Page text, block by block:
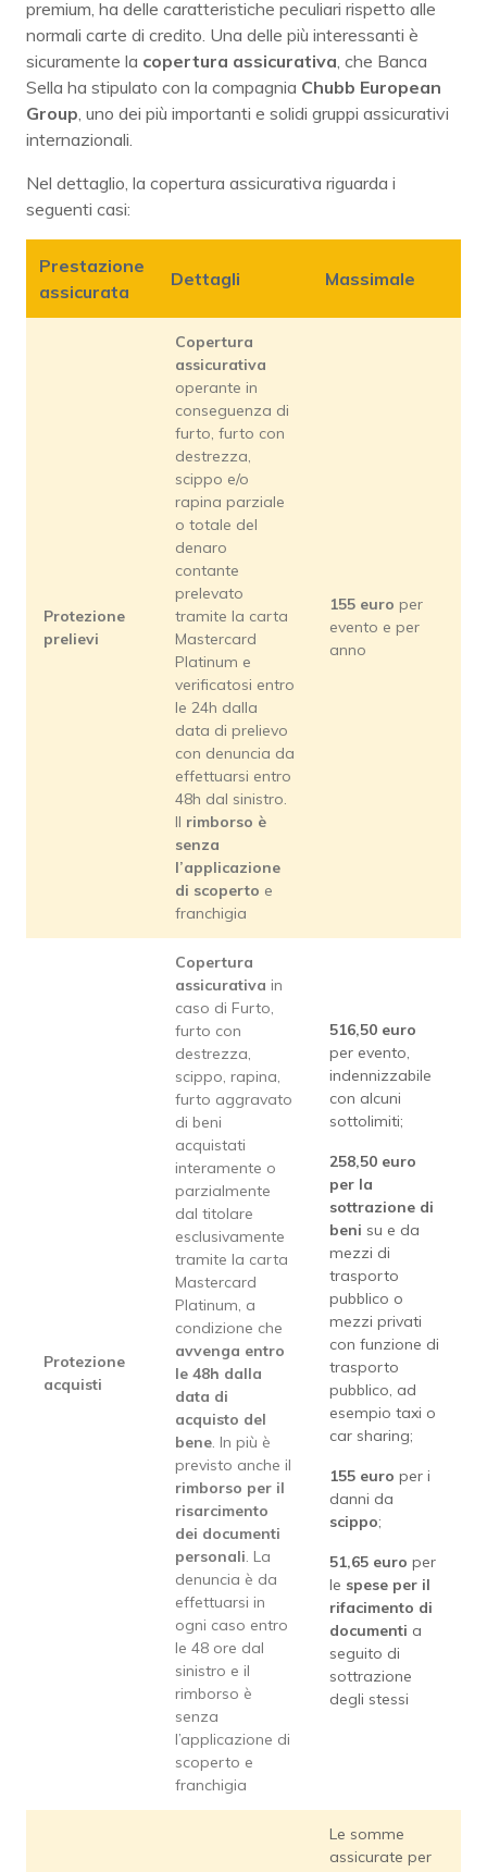
premium, ha delle caratteristiche peculiari rispetto alle
normali carte di credito. Una delle più interessanti è
sicuramente la copertura assicurativa , che Banca
Sella ha stipulato con la compagnia Chubb European
Group , uno dei più importanti e solidi gruppi assicurativi
internazionali.
Nel dettaglio, la copertura assicurativa riguarda i
seguenti casi:
Prestazione
assicurata
Dettagli Massimale
Protezione
prelievi
Copertura
assicurativa
operante in
conseguenza di
furto, furto con
destrezza,
scippo e/o
rapina parziale
o totale del
denaro
contante
prelevato
tramite la carta
Mastercard
Platinum e
verificatosi entro
le 24h dalla
data di prelievo
con denuncia da
effettuarsi entro
48h dal sinistro.
Il rimborso è
senza
l’applicazione
di scoperto e
franchigia
155 euro per
evento e per
anno
Protezione
acquisti
Copertura
assicurativa in
caso di Furto,
furto con
destrezza,
scippo, rapina,
furto aggravato
di beni
acquistati
interamente o
parzialmente
dal titolare
esclusivamente
tramite la carta
Mastercard
Platinum, a
condizione che
avvenga entro
le 48h dalla
data di
acquisto del
bene. In più è
previsto anche il
rimborso per il
risarcimento
dei documenti
personali. La
denuncia è da
effettuarsi in
ogni caso entro
le 48 ore dal
sinistro e il
rimborso è
senza
l’applicazione di
scoperto e
franchigia
516,50 euro
per evento,
indennizzabile
con alcuni
sottolimiti;
258,50 euro
per la
sottrazione di
beni su e da
mezzi di
trasporto
pubblico o
mezzi privati
con funzione di
trasporto
pubblico, ad
esempio taxi o
car sharing;
155 euro per i
danni da
scippo;
51,65 euro per
le spese per il
rifacimento di
documenti a
seguito di
sottrazione
degli stessi
Le somme
assicurate per